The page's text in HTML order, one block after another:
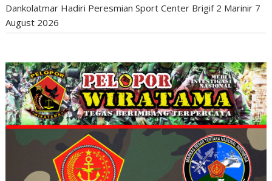
Dankolatmar Hadiri Peresmian Sport Center Brigif 2 Marinir 7
August 2026